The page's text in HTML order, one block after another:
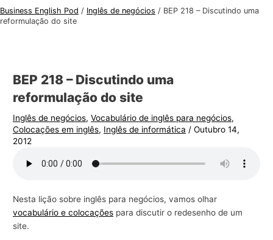
Business English Pod / Inglês de negócios / BEP 218 – Discutindo uma
reformulação do site
BEP 218 – Discutindo uma
reformulação do site
Inglês de negócios,Vocabulário de inglês para negócios,
Colocações em inglês, Inglês de informática /Outubro 14,
2012
Nesta lição sobre inglês para negócios, vamos olhar
vocabulário e colocações para discutir o redesenho de um
site.
i
ê
s
p
a
e
g